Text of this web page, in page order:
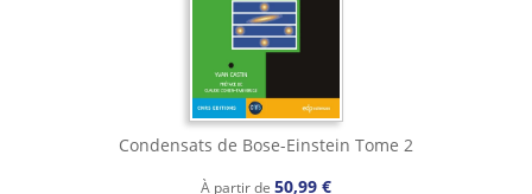
Condensats de Bose-Einstein Tome 2
À partir de 50,99 €